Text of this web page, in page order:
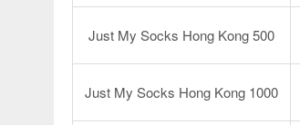
Just My Socks Hong Kong 500
Just My Socks Hong Kong 1000